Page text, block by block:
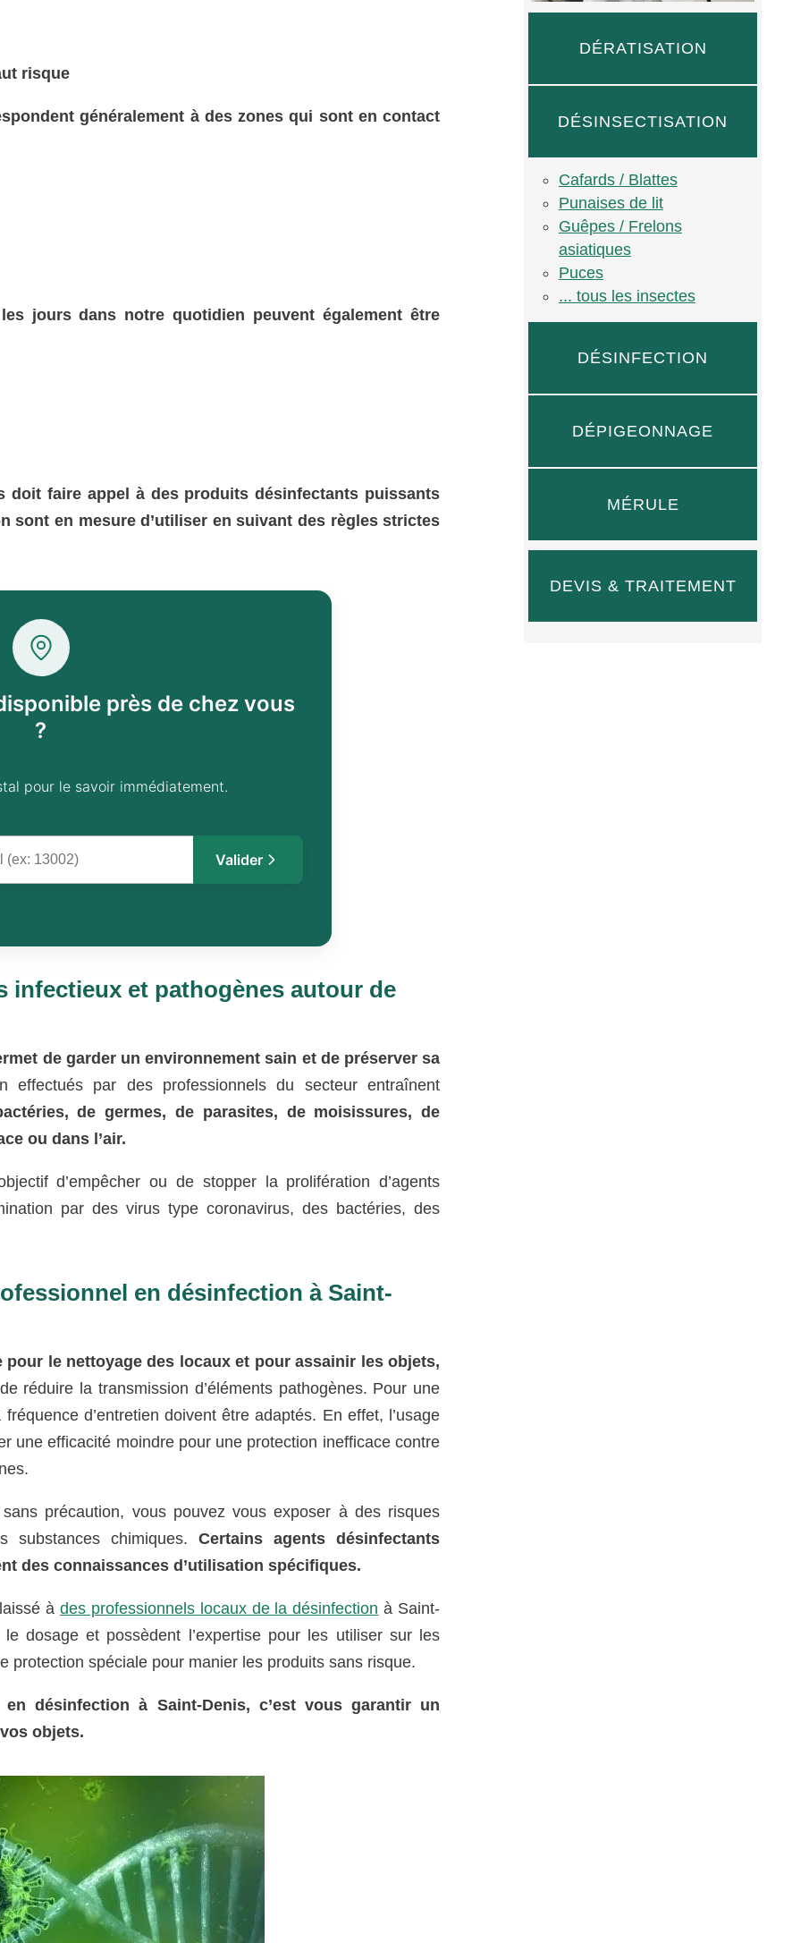
risque
généralement à des zones qui sont en contact
jours dans notre quotidien peuvent également être
doit faire appel à des produits désinfectants puissants
sont en mesure d’utiliser en suivant des règles strictes
près de chez vous
?
pour le savoir immédiatement.
Valider
infectieux et pathogènes autour de
de garder un environnement sain et de préserver sa
effectués par des professionnels du secteur entraînent
de germes, de parasites, de moisissures, de
ou dans l’air.
d’empêcher ou de stopper la prolifération d’agents
par des virus type coronavirus, des bactéries, des
en désinfection à Saint-
le nettoyage des locaux et pour assainir les objets,
réduire la transmission d’éléments pathogènes. Pour une
d’entretien doivent être adaptés. En effet, l’usage
une efficacité moindre pour une protection inefficace contre
précaution, vous pouvez vous exposer à des risques
substances chimiques. Certains agents désinfectants
des connaissances d’utilisation spécifiques.
à des professionnels locaux de la désinfection à Saint-
dosage et possèdent l’expertise pour les utiliser sur les
protection spéciale pour manier les produits sans risque.
désinfection à Saint-Denis, c’est vous garantir un
objets.
DÉRATISATION
DÉSINSECTISATION
Cafards / Blattes
Punaises de lit
Guêpes / Frelons
asiatiques
Puces
... tous les insectes
DÉSINFECTION
DÉPIGEONNAGE
MÉRULE
DEVIS & TRAITEMENT